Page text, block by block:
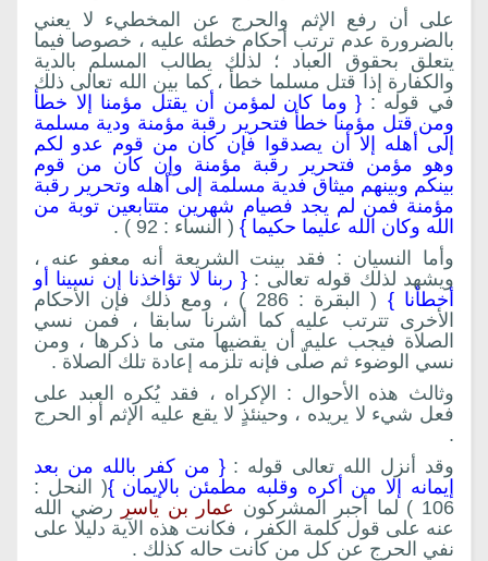
على أن رفع الإثم والحرج عن المخطيء لا يعني
بالضرورة عدم ترتب أحكام خطئه عليه ، خصوصا فيما
يتعلق بحقوق العباد ؛ لذلك يطالب المسلم بالدية
والكفارة إذا قتل مسلما خطأ ، كما بين الله تعالى ذلك
في قوله : { وما كان لمؤمن أن يقتل مؤمنا إلا خطأ
ومن قتل مؤمنا خطأ فتحرير رقبة مؤمنة ودية مسلمة
إلى أهله إلا أن يصدقوا فإن كان من قوم عدو لكم
وهو مؤمن فتحرير رقبة مؤمنة وإن كان من قوم
بينكم وبينهم ميثاق فدية مسلمة إلى أهله وتحرير رقبة
مؤمنة فمن لم يجد فصيام شهرين متتابعين توبة من
الله وكان الله عليما حكيما } ( النساء : 92 ) .
وأما النسيان : فقد بينت الشريعة أنه معفو عنه ،
ويشهد لذلك قوله تعالى :{ ربنا لا تؤاخذنا إن نسينا أو
أخطأنا }
( البقرة : 286 ) ، ومع ذلك فإن الأحكام
الأخرى تترتب عليه كما أشرنا سابقا ، فمن نسي
الصلاة فيجب عليه أن يقضيها متى ما ذكرها ، ومن
نسي الوضوء ثم صلّى فإنه تلزمه إعادة تلك الصلاة .
وثالث هذه الأحوال : الإكراه ، فقد يُكره العبد على
فعل شيء لا يريده ، وحينئذٍ لا يقع عليه الإثم أو الحرج
.
وقد أنزل الله تعالى قوله :{ من كفر بالله من بعد
إيمانه إلا من أكره وقلبه مطمئن بالإيمان }( النحل :
106 ) لما أجبر المشركون
عمار بن ياسر رضي الله
عنه على قول كلمة الكفر ، فكانت هذه الآية دليلا على
نفي الحرج عن كل من كانت حاله كذلك .